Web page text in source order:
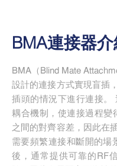
BMA連接器
BMA（Blind Mate
設計的連接方式實現盲插
插頭的情況下進行連接。
耦合機制，使連接過程變
之間的對齊容差，因此在
需要頻繁連接和斷開的場
後，通常提供可靠的RF